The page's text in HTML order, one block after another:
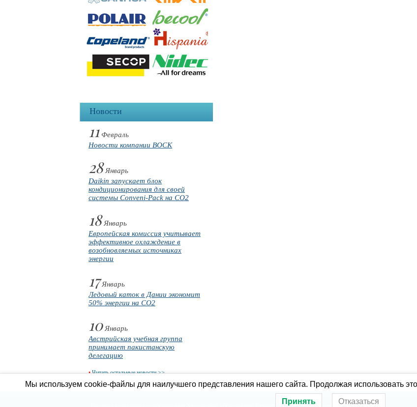
Новости
11 Февраль
Новости компании BOCK
28Январь
Daikin запускает блок
кондиционирования для своей
системы Conveni-Pack на CO2
18Январь
Европейская комиссия учитывает
эффективное охлаждение в
возобновляемых источниках
энергии
17Январь
Ледовый каток в Дании экономит
50% энергии на CO2
10Январь
Австрийская учебная группа
принимает пакистанскую
делегацию
• Читать остальные новости >>
Ремонт холодильного оборудования
Мы используем cookie-файлы для наилучшего представления нашего сайта. Продолжая использовать
Принять Отказаться